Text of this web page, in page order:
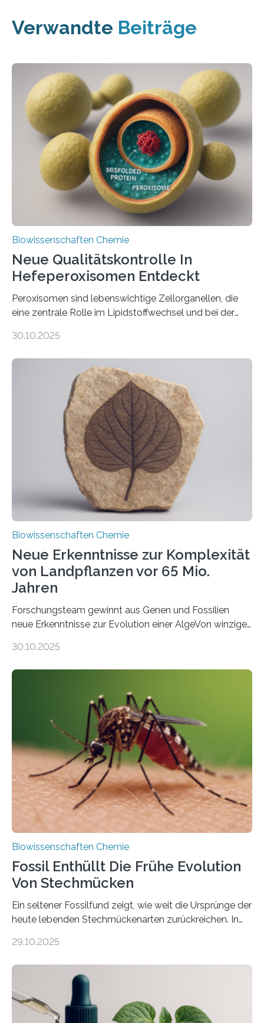
Verwandte Beiträge
Biowissenschaften Chemie
Neue Qualitätskontrolle In
Hefeperoxisomen Entdeckt
Peroxisomen sind lebenswichtige Zellorganellen, die
eine zentrale Rolle im Lipidstoffwechsel und bei der
erfüllen können, müssen zahlreiche Enzyme präzise in
der Ruhr-Universität Bochum um Prof. Dr. Ralf Erdmann
und Dr. Ismaila Francis Yusuf hat nun einen bislang
unbekannten Qualitätskontrollmechanismus des
peroxisomalen Proteintransports in der Bäckerhefe
Saccharomyces cerevisiae entdeckt, der für die
Funktionsfähigkeit der Organellen entscheidend ist. Die
Studie wurde am 28. Oktober 2025 in der
Fachzeitschrift…
30.10.2025
Biowissenschaften Chemie
Neue Erkenntnisse zur Komplexität
von Landpflanzen vor 65 Mio.
Jahren
Forschungsteam gewinnt aus Genen und Fossilien
neue Erkenntnisse zur Evolution einer AlgeVon winzigen
Landpflanzen zählen zu den komplexesten
Grünalgen, die vor Hunderten von Millionen Jahren
lebten. Unter den Vorfahren sticht eine Gruppe heraus,
die noch heute in der Natur vorkommt: die
Süßwasseralge Coleochaetophyceae. Einige Arten
dieser Gruppe bilden aus Zellfäden dichte Geflechte
mit scheibenförmiger Gestalt. Was auffällig ist: Die
nächsten…
30.10.2025
Biowissenschaften Chemie
Fossil Enthüllt Die Frühe Evolution
Von Stechmücken
Ein seltener Fossilfund zeigt, wie weit die Ursprünge der
heute lebenden Stechmückenarten zurückreichen. In
Forschende die bisher älteste bekannte Stechmücken-
Region Kachin in Myanmar und hat sich in
ausgezeichnetem Zustand erhalten. Es konnte als neue
Art einer neuen Gattung beschrieben werden und trägt
nun den Namen Cretosabethes primaevus. Dieser erste
29.10.2025